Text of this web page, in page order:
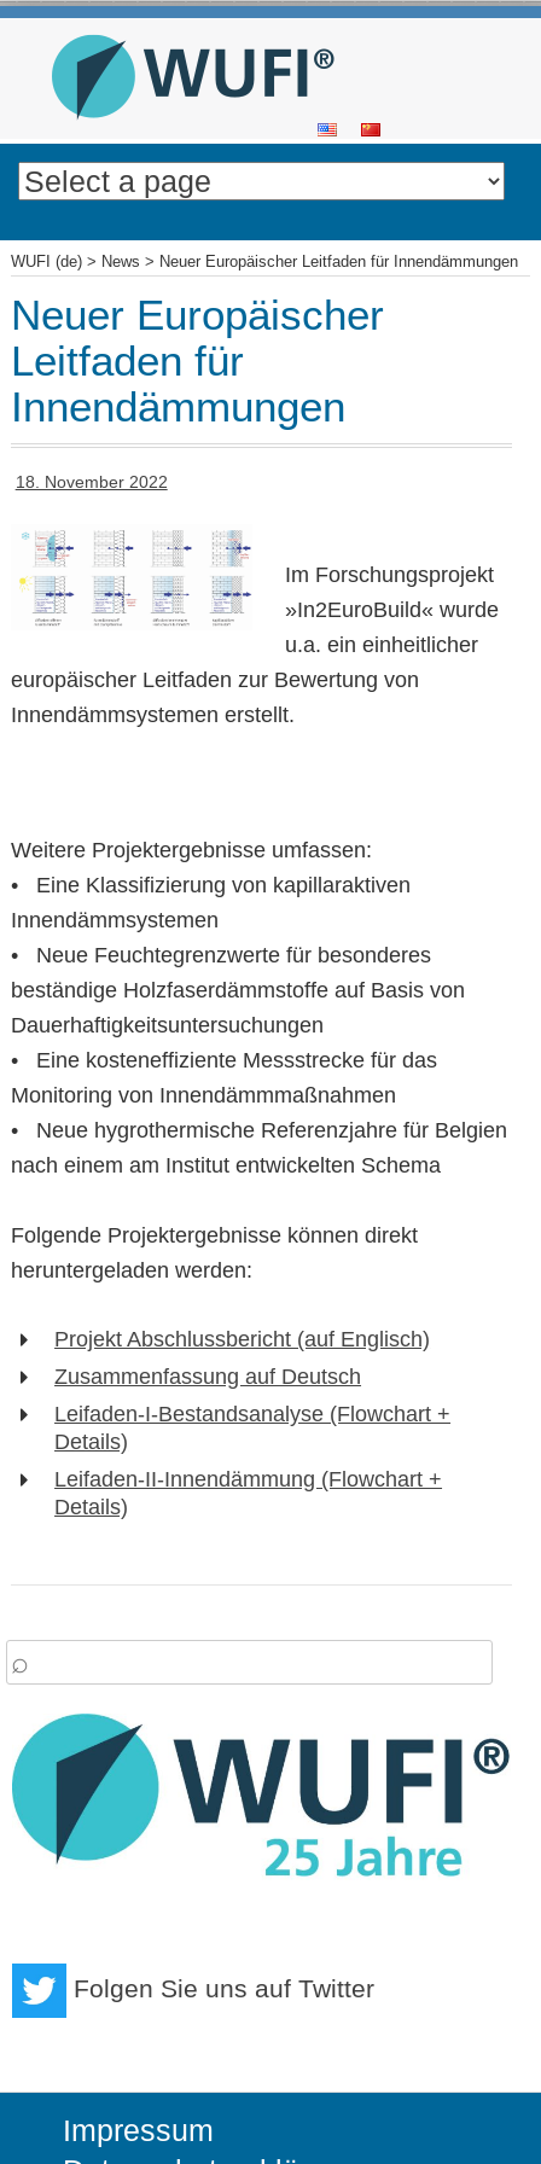
SKIP
TO
CONTENT
WUFI (de)> News > Neuer Europäischer Leitfaden für Innendämmungen
Neuer Europäischer
Leitfaden für
Innendämmungen
18. November 2022
Im Forschungsprojekt
»In2EuroBuild« wurde
u.a. ein einheitlicher
europäischer Leitfaden zur Bewertung von
Innendämmsystemen erstellt.
Weitere Projektergebnisse umfassen:
• Eine Klassifizierung von kapillaraktiven
Innendämmsystemen
• Neue Feuchtegrenzwerte für besonderes
beständige Holzfaserdämmstoffe auf Basis von
Dauerhaftigkeitsuntersuchungen
• Eine kosteneffiziente Messstrecke für das
Monitoring von Innendämmmaßnahmen
• Neue hygrothermische Referenzjahre für Belgien
nach einem am Institut entwickelten Schema
Folgende Projektergebnisse können direkt
heruntergeladen werden:
Projekt Abschlussbericht (auf Englisch)
Zusammenfassung auf Deutsch
Leifaden-I-Bestandsanalyse (Flowchart +
Details)
Leifaden-II-Innendämmung (Flowchart +
Details)
Folgen Sie uns auf Twitter
Impressum